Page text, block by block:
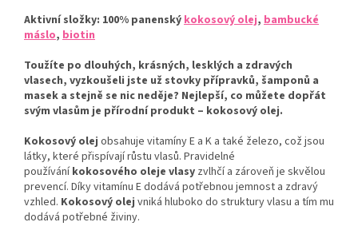
Aktivní složky: 100% panenský kokosový olej, bambucké
máslo, biotin
Toužíte po dlouhých, krásných, lesklých a zdravých
vlasech, vyzkoušeli jste už stovky přípravků, šamponů a
masek a stejně se nic neděje? Nejlepší, co můžete dopřát
svým vlasům je přírodní produkt – kokosový olej.
Kokosový olej obsahuje vitamíny E a K a také železo, což jsou
látky, které přispívají růstu vlasů. Pravidelné
používáníkokosového oleje vlasy zvlhčí a zároveň je skvělou
prevencí. Díky vitamínu E dodává potřebnou jemnost a zdravý
vzhled. Kokosový olej vniká hluboko do struktury vlasu a tím mu
dodává potřebné živiny.